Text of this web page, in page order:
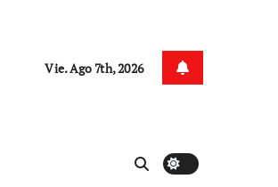
Vie. Ago 7th, 2026